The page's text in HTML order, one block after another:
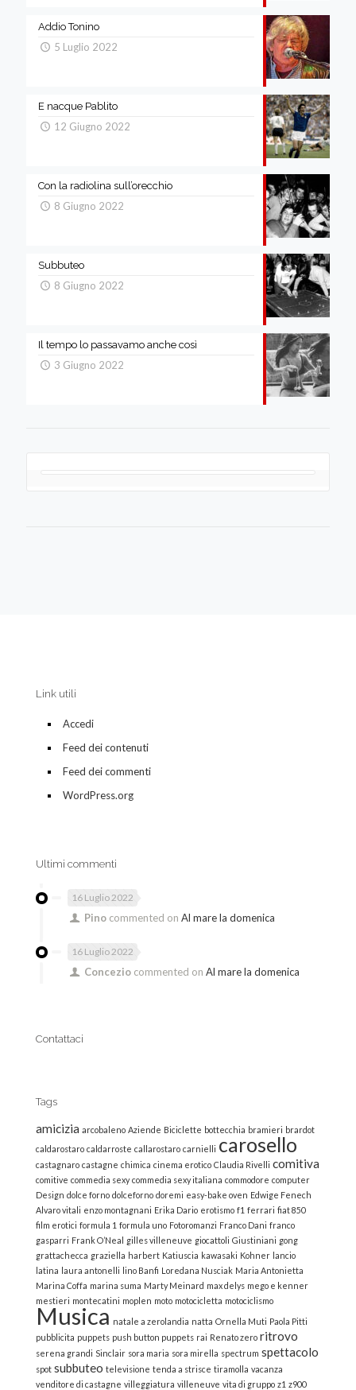
Addio Tonino
5 Luglio 2022
E nacque Pablito
12 Giugno 2022
Con la radiolina sull’orecchio
8 Giugno 2022
Subbuteo
8 Giugno 2022
Il tempo lo passavamo anche così
3 Giugno 2022
Link utili
Accedi
Feed dei contenuti
Feed dei commenti
WordPress.org
Ultimi commenti
16 Luglio 2022
Pino commented onAl mare la domenica
16 Luglio 2022
Concezio commented onAl mare la domenica
Contattaci
Tags
amicizia arcobaleno Aziende Biciclette bottecchia bramieri brardot
caldarostaro caldarroste callarostaro carnielli carosello
castagnaro castagne chimica cinema erotico Claudia Rivelli comitiva
comitive commedia sexy commedia sexy italiana commodore computer
Design dolce forno dolceforno doremi easy-bake oven Edwige Fenech
Alvaro vitali enzo montagnani Erika Dario erotismo f1 ferrari fiat 850
film erotici formula 1 formula uno Fotoromanzi Franco Dani franco
gasparri Frank O’Neal gilles villeneuve giocattoli Giustiniani gong
grattachecca graziella harbert Katiuscia kawasaki Kohner lancio
latina laura antonelli lino Banfi Loredana Nusciak Maria Antonietta
Marina Coffa marina suma Marty Meinard max delys mego e kenner
mestieri montecatini moplen moto motocicletta motociclismo
Musica natale a zerolandia natta Ornella Muti Paola Pitti
pubblicita puppets push button puppets rai Renato zero ritrovo
serena grandi Sinclair sora maria sora mirella spectrum spettacolo
spot subbuteo televisione tenda a strisce tiramolla vacanza
venditore di castagne villeggiatura villeneuve vita di gruppo z1 z900